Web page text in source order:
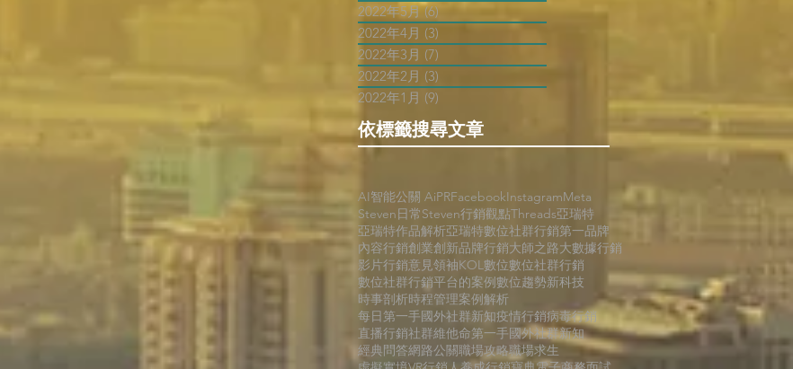
2022年5月 (6) 6 篇文章
2022年4月 (3)
2022年3月 (7)
2022年2月 (3)
2022年1月 (9)
依標籤搜尋文章
AI智能公關 AiPRFacebookInstagramMeta
Steven日常Steven行銷觀點Threads亞瑞特
亞瑞特作品解析亞瑞特數位社群行銷第一品牌
內容行銷創業創新品牌行銷大師之路大數據行銷
影片行銷意見領袖KOL數位數位社群行銷
數位社群行銷平台的案例數位趨勢新科技
時事剖析時程管理案例解析
每日第一手國外社群新知疫情行銷病毒行銷
直播行銷社群維他命第一手國外社群新知
經典問答網路公關職場攻略職場求生